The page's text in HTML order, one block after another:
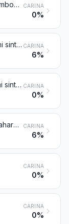
Hormoni, prostaglandini, tromboksani i leukotrieni, prirodni ili dobiveni sintezom; njihovi derivati i strukturni analozi, uključujući lančano modificirane polipeptide, koje se rabi prvenstveno kao hormone CARINA
0%
Glikozidi, prirodni ili dobiveni sintezom, te njihove soli, eteri, esteri i ostali derivati CARINA
6%
Alkaloidi, prirodni ili dobiveni sintezom te njihove soli, eteri, esteri i ostali derivati CARINA
0%
Šećeri, kemijski čisti, osim saharoze, laktoze, maltoze, glukoze i fruktoze; šećerni eteri, šećerni acetali i šećerni esteri, te njihove soli, osim spojeva iz tarifnog broja 2937, 2938 ili 2939 CARINA
6%
CARINA
0%
CARINA
0%